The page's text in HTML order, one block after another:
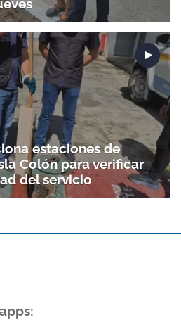
a nuestro boletín.
ACEPTAR
estaciones de
Colón para verificar
del servicio